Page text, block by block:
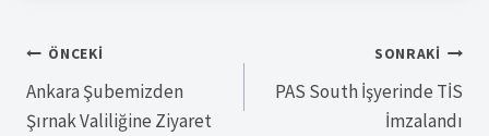
Yazı
gezinmesi
ÖNCEKI
Ankara Şubemizden
Şırnak Valiliğine Ziyaret
SONRAKI
PAS South İşyerinde TİS
İmzalandı